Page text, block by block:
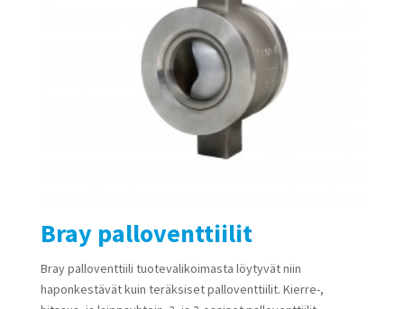
Bray palloventtiilit
Bray palloventtiili tuotevalikoimasta löytyvät niin
haponkestävät kuin teräksiset palloventtiilit. Kierre-,